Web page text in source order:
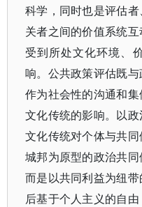
科学，同时也是评估
关者之间的价值系统
受到所处文化环境、
响。公共政策评估既
作为社会性的沟通和
文化传统的影响。以
文化传统对个体与共
城邦为原型的政治共同
而是以共同利益为纽
后基于个人主义的自